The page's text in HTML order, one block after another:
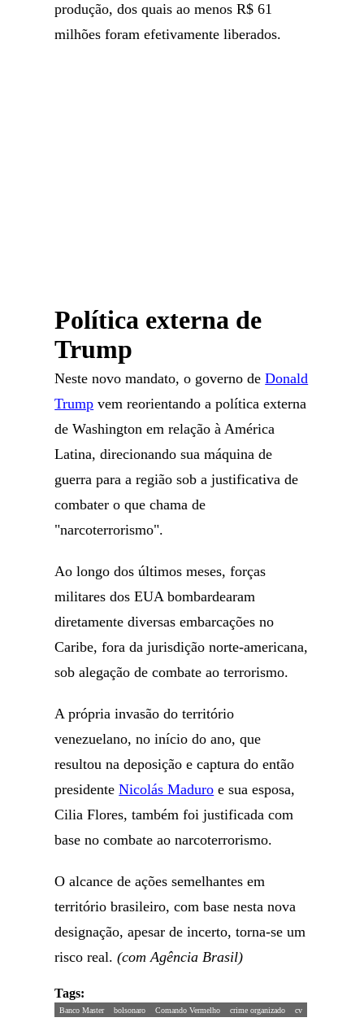
produção, dos quais ao menos R$ 61
milhões foram efetivamente liberados.
Política externa de
Trump
Neste novo mandato, o governo deDonald
Trump vem reorientando a política externa
de Washington em relação à América
Latina, direcionando sua máquina de
guerra para a região sob a justificativa de
combater o que chama de
"narcoterrorismo".
Ao longo dos últimos meses, forças
militares dos EUA bombardearam
diretamente diversas embarcações no
Caribe, fora da jurisdição norte-americana,
sob alegação de combate ao terrorismo.
A própria invasão do território
venezuelano, no início do ano, que
resultou na deposição e captura do então
presidenteNicolás Maduro e sua esposa,
Cilia Flores, também foi justificada com
base no combate ao narcoterrorismo.
O alcance de ações semelhantes em
território brasileiro, com base nesta nova
designação, apesar de incerto, torna-se um
risco real.(com Agência Brasil)
Tags:
Banco Master bolsonaro Comando Vermelho crime organizado cv